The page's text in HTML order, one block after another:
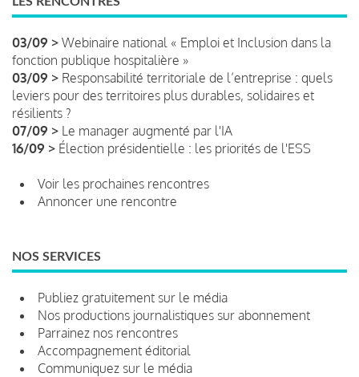
03/09 > Webinaire national « Emploi et Inclusion dans la
fonction publique hospitalière »
03/09 > Responsabilité territoriale de l’entreprise : quels
leviers pour des territoires plus durables, solidaires et
résilients ?
07/09 > Le manager augmenté par l'IA
16/09 > Élection présidentielle : les priorités de l'ESS
Voir les prochaines rencontres
Annoncer une rencontre
NOS SERVICES
Publiez gratuitement sur le média
Nos productions journalistiques sur abonnement
Parrainez nos rencontres
Accompagnement éditorial
Communiquez sur le média